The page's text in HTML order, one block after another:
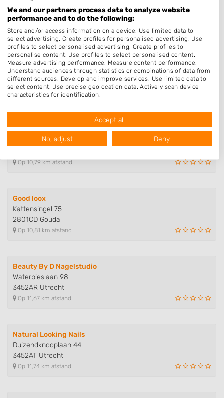
2811TL Reeuwijk
Op 9,93 km afstand
Nagelstudio Julia Nails
Kleiwegstraat 38
2801GM Gouda
Op 10,77 km afstand
Nagelsalon Anouk
Slapperdel 7
Op 10,79 km afstand
Good loox
Kattensingel 75
2801CD Gouda
Op 10,81 km afstand
Beauty By D Nagelstudio
Waterbieslaan 98
3452AR Utrecht
Op 11,67 km afstand
Natural Looking Nails
Duizendknooplaan 44
3452AT Utrecht
Op 11,74 km afstand
We and our partners process data to analyze website
performance and to do the following:
Store and/or access information on a device. Use limited data to
select advertising. Create profiles for personalised advertising. Use
profiles to select personalised advertising. Create profiles to
personalise content. Use profiles to select personalised content.
Measure advertising performance. Measure content performance.
Understand audiences through statistics or combinations of data from
different sources. Develop and improve services. Use limited data to
select content. Use precise geolocation data. Actively scan device
characteristics for identification.
USA.
Your consent and the cookie policy applies solely to this website/app.
View Partner List (1016 IAB Vendors)
We use your data for the following purposes:
IAB processing purposes:
Use limited data to select advertising
Create profiles for personalised advertising
Create profiles to personalise content
Use profiles to select personalised content
Understand audiences through statistics
or combinations of data from different
sources
Accept all
No, adjust Deny